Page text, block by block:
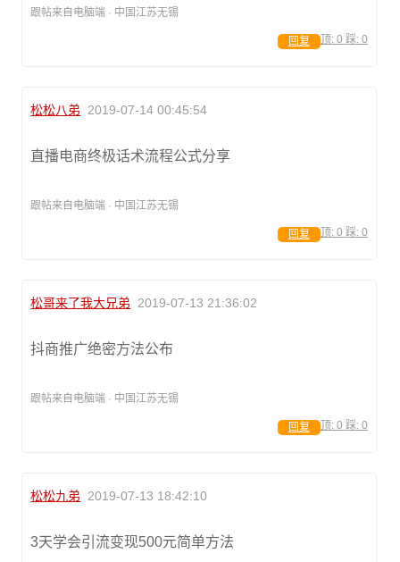
跟帖来自电脑端 · 中国江苏无锡
顶: 0 踩: 0
回复
松松八弟 2019-07-14 00:45:54
直播电商终极话术流程公式分享
跟帖来自电脑端 · 中国江苏无锡
顶: 0 踩: 0
回复
松哥来了我大兄弟 2019-07-13 21:36:02
抖商推广绝密方法公布
跟帖来自电脑端 · 中国江苏无锡
顶: 0 踩: 0
回复
松松九弟 2019-07-13 18:42:10
3天学会引流变现500元简单方法